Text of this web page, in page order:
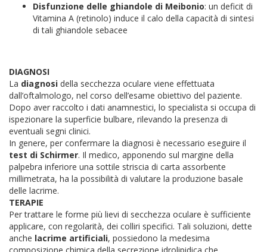
Disfunzione delle ghiandole di Meibonio: un deficit di
Vitamina A (retinolo) induce il calo della capacità di sintesi
di tali ghiandole sebacee
DIAGNOSI
La diagnosi della secchezza oculare viene effettuata
dall’oftalmologo, nel corso dell’esame obiettivo del paziente.
Dopo aver raccolto i dati anamnestici, lo specialista si occupa di
ispezionare la superficie bulbare, rilevando la presenza di
eventuali segni clinici.
In genere, per confermare la diagnosi è necessario eseguire il
test di Schirmer. Il medico, apponendo sul margine della
palpebra inferiore una sottile striscia di carta assorbente
millimetrata, ha la possibilità di valutare la produzione basale
delle lacrime.
TERAPIE
Per trattare le forme più lievi di secchezza oculare è sufficiente
applicare, con regolarità, dei colliri specifici. Tali soluzioni, dette
anche lacrime artificiali, possiedono la medesima